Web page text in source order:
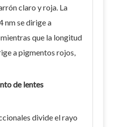
claro y roja. La
nm se dirige a
que la longitud
a pigmentos rojos,
de lentes
divide el rayo